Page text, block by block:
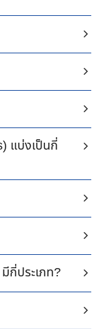
แบ่งเป็นกี่
กี่ประเภท?